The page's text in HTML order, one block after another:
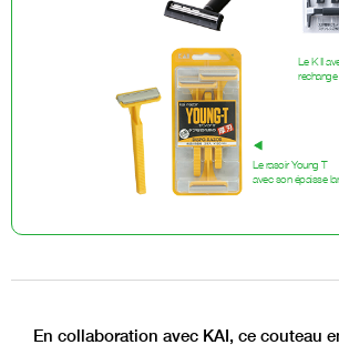
Le K II
Le rasoir Young T
avec son épaisse
En collaboration avec KAI, ce couteau